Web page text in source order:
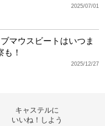
2025/07/01
マウスビートはいつま
！
2025/12/27
キャステルに
いいね！しよう